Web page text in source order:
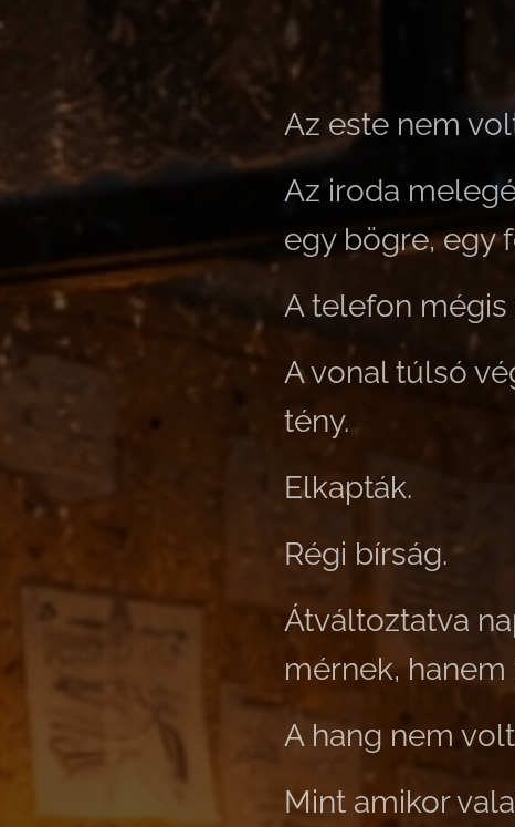
Az este nem
Az iroda
egy bögre, egy
A telefon
A vonal túlsó
tény.
Elkapták.
Régi bírság.
Átváltoztatva
mérnek,
A hang nem
Mint amikor